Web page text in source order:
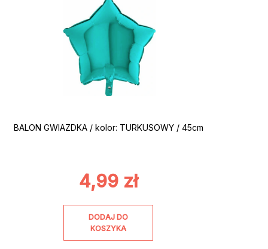
BALON GWIAZDKA / kolor: TURKUSOWY / 45cm
4,99 zł
DODAJ DO
KOSZYKA